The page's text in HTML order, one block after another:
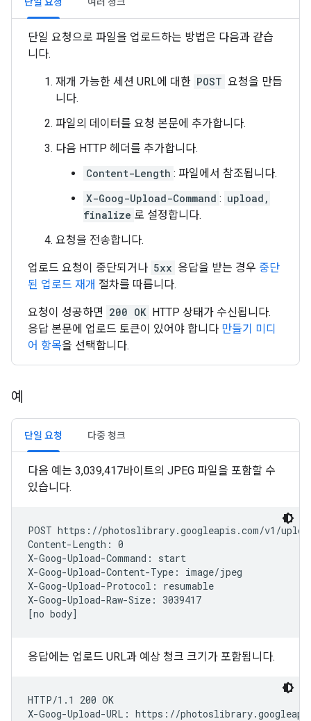
단일 요청으로 파일을 업로드하는 방법은 다음과 같습
니다.
재개 가능한 세션 URL에 대한 POST 요청을 만듭
니다.
파일의 데이터를 요청 본문에 추가합니다.
다음 HTTP 헤더를 추가합니다.
Content-Length : 파일에서 참조됩니다.
X-Goog-Upload-Command : upload,
finalize 로 설정합니다.
요청을 전송합니다.
업로드 요청이 중단되거나 5xx 응답을 받는 경우 중단
된 업로드 재개 절차를 따릅니다.
요청이 성공하면 200 OK HTTP 상태가 수신됩니다.
응답 본문에 업로드 토큰이 있어야 합니다 만들기 미디
어 항목을 선택합니다.
예
단일 요청 다중 청크
다음 예는 3,039,417바이트의 JPEG 파일을 포함할 수
있습니다.
POST https://photoslibrary.googleapis.com/v1/
Content-Length: 0
X-Goog-Upload-Command: start
X-Goog-Upload-Content-Type: image/jpeg
X-Goog-Upload-Protocol: resumable
X-Goog-Upload-Raw-Size: 3039417
응답에는 업로드 URL과 예상 청크 크기가 포함됩니다.
HTTP/1.1 200 OK
X-Goog-Upload-URL: https://